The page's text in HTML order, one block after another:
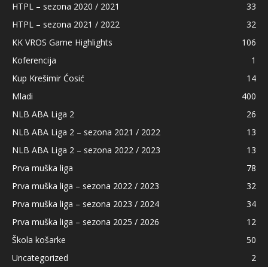
HTPL – sezona 2020 / 2021
33
HTPL – sezona 2021 / 2022
32
KK VROS Game Highlights
106
Koferencija
1
Kup Krešimir Ćosić
14
Mladi
400
NLB ABA Liga 2
26
NLB ABA Liga 2 – sezona 2021 / 2022
13
NLB ABA Liga 2 – sezona 2022 / 2023
13
Prva muška liga
78
Prva muška liga – sezona 2022 / 2023
32
Prva muška liga – sezona 2023 / 2024
34
Prva muška liga – sezona 2025 / 2026
12
Škola košarke
50
Uncategorized
2